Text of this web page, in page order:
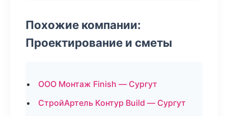
Похожие компании:
Проектирование и сметы
ООО Монтаж Finish — Сургут
СтройАртель Контур Build — Сургут